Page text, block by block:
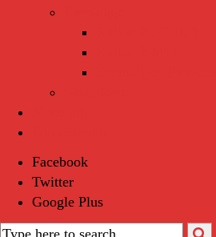
Facebook
Twitter
Google Plus